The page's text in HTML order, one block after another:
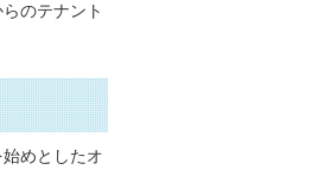
のテナント
めとしたオ